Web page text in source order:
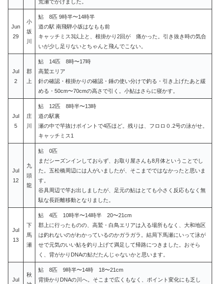
荒瀬でかけました。
Jun
29
小
坂
川
鮎 8匹 9時半〜14時半
道の駅 南飛騨小坂はなもも前
キャッチミス3以上と、根掛かり2回が 痛かった。引き抜き時の気合
いが少し足りないとちゃんと飛んでこない。
Jul
2
郡
上
鮎 14匹 8時〜17時
高鷲エリア
針の確認・根掛かりの確認・錘の使い分けで釣る・引き上げたあと緩
める・50cm〜70cmの高さで引く。小鮎はさらに寝かす。
Jul
5
庄
川
鮎 12匹 8時半〜13時
道の駅裏
瀬の中で竿抜けポイントで4匹ほど。残りは、フロロ０.2号の泳がせ。
キャッチミス1
Jul
12
九
頭
龍
鮎 0匹
まだシーズンインしておらず、お取り屋さんも8月体ということでし
た。五松橋周辺には人がいましたが、そこまでではなかったと思いま
す。
谷具周辺で竿お出しましたが、足元の鮎はとても小さく反応もなく無
駄な長距離移動となりました。
Jul
13
下
馬
瀬
鮎 4匹 10時半〜14時半 20〜21cm
郡上に行ったものの、高鷲・白鳥エリアは入る場所もなく、大和地区
は釣れないのがわかっているのかガラガラ。結局下馬瀬にいって泳が
せで元気のいい鮎を釣り上げて満足して帰路につきました。おそら
く、背がかりDNAの鮎だたんじゃないかと思います。
Jul
秋
鮎 8匹 9時半〜14時 18〜21cm
背掛かりDNAの川へ。そこまで広くもなく、ポイント変化にも乏し